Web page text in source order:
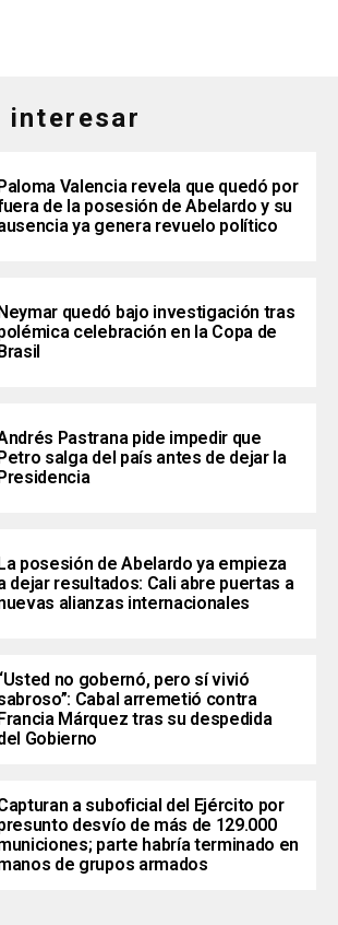
interesar
Valencia revela que quedó por
de la posesión de Abelardo y su
ya genera revuelo político
quedó bajo investigación tras
celebración en la Copa de
Pastrana pide impedir que
salga del país antes de dejar la
posesión de Abelardo ya empieza
dejar resultados: Cali abre puertas a
alianzas internacionales
no gobernó, pero sí vivió
Cabal arremetió contra
Márquez tras su despedida
Gobierno
a suboficial del Ejército por
desvío de más de 129.000
parte habría terminado en
de grupos armados